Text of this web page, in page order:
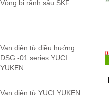
Vòng bi rãnh sâu SKF
Van điện từ điều hướng
DSG -01 series YUCI
YUKEN
Van điện từ YUCI YUKEN